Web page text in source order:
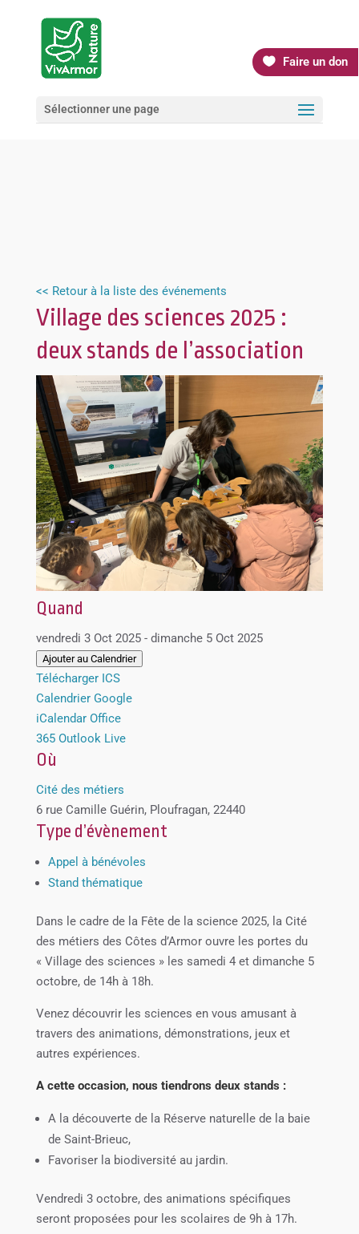
Faire un don
Sélectionner une page
<< Retour à la liste des événements
Village des sciences 2025 :
deux stands de l’association
Quand
vendredi 3 Oct 2025 - dimanche 5 Oct 2025
Ajouter au Calendrier
Télécharger ICS
Calendrier Google
iCalendar Office
365 Outlook Live
Où
Cité des métiers
6 rue Camille Guérin, Ploufragan, 22440
Type d’évènement
Appel à bénévoles
Stand thématique
Dans le cadre de la Fête de la science 2025, la Cité
des métiers des Côtes d’Armor ouvre les portes du
« Village des sciences » les samedi 4 et dimanche 5
octobre, de 14h à 18h.
Venez découvrir les sciences en vous amusant à
travers des animations, démonstrations, jeux et
autres expériences.
A cette occasion, nous tiendrons deux stands :
A la découverte de la Réserve naturelle de la baie
de Saint-Brieuc,
Favoriser la biodiversité au jardin.
Vendredi 3 octobre, des animations spécifiques
seront proposées pour les scolaires de 9h à 17h.